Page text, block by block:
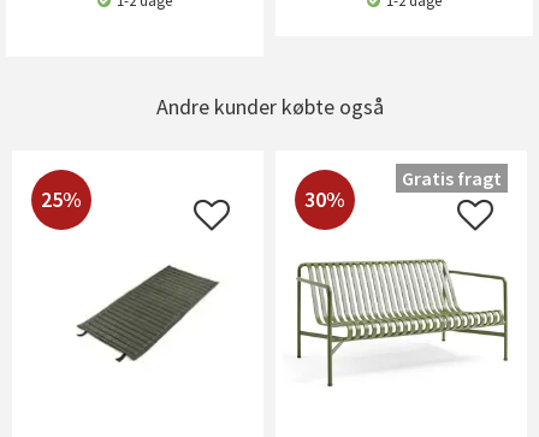
Andre kunder købte også
25% 30%
Gratis fragt